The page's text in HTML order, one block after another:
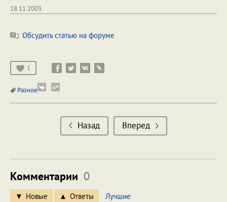
18.11.2003
Обсудить статью на форуме
1
Разное
Назад Вперед
Комментарии 0
Новые Ответы Лучшие